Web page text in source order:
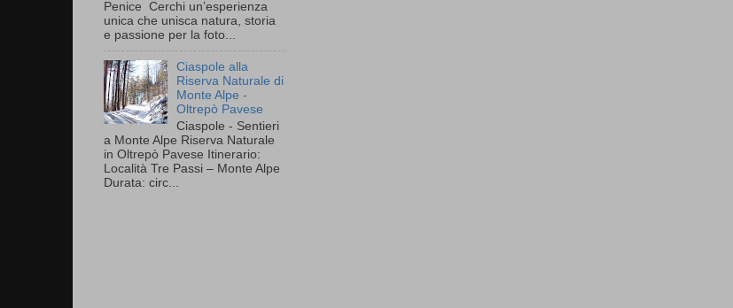
Penice Cerchi un’esperienza
unica che unisca natura, storia
e passione per la foto...
Ciaspole alla
Riserva Naturale di
Monte Alpe -
Oltrepò Pavese
Ciaspole - Sentieri
a Monte Alpe Riserva Naturale
in Oltrepò Pavese Itinerario:
Località Tre Passi – Monte Alpe
Durata: circ...